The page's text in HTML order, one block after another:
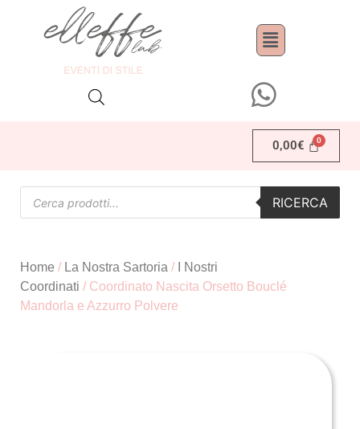
0,00€
RICERCA
Home / La Nostra Sartoria /
I Nostri
Coordinati / Coordinato Nascita Orsetto Bouclé
Mandorla e Azzurro Polvere